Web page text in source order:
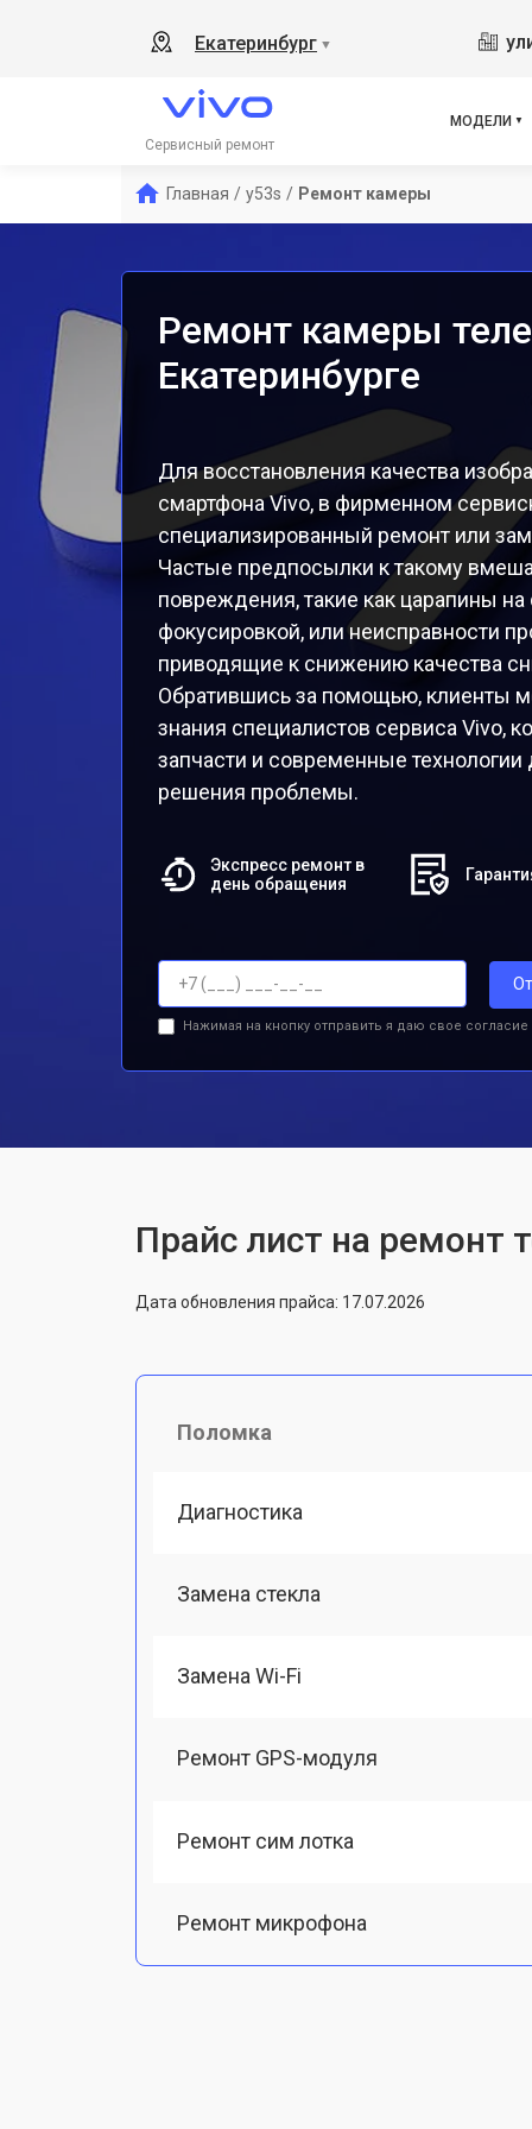
Екатеринбург ▼
Сервисный ремонт
МОДЕЛИV23e
Y12
Главная / y53s / Ремонт камеры
Ремонт камеры
Екатеринбурге
Для восстановления качества
смартфона Vivo, в фирменном
специализированный ремонт или
Частые предпосылки к такому
повреждения, такие как царапины
фокусировкой, или неисправности
приводящие к снижению качества
Обратившись за помощью, клиенты
знания специалистов сервиса Vivo,
запчасти и современные
решения проблемы.
Экспресс ремонт в
день обращения
Нажимая на кнопку отправить я даю свое согласие
Прайс лист на ремонт
Дата обновления прайса: 17.07.2026
Поломка
Диагностика
Замена стекла
Замена Wi-Fi
Ремонт GPS-модуля
Ремонт сим лотка
Ремонт микрофона